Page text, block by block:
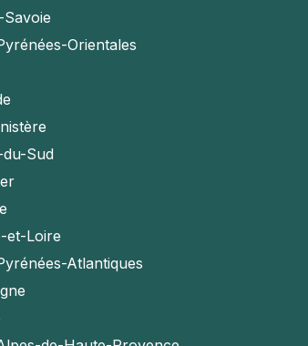
Orientales
Sud
et-Loire
Atlantiques